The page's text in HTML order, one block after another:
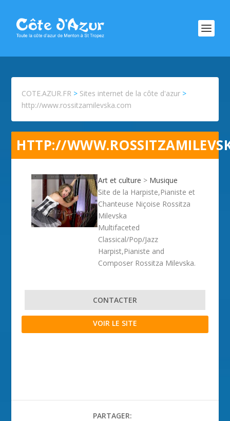
COTE.AZUR.FR > Sites internet de la côte d'azur >
http://www.rossitzamilevska.com
HTTP://
Art et culture > Musique
Site de la Harpiste,Pianiste et
Chanteuse Niçoise Rossitza
Milevska
Multifaceted
Classical/Pop/Jazz
Harpist,Pianiste and
Composer Rossitza Milevska.
CONTACTER
VOIR LE SITE
PARTAGER: